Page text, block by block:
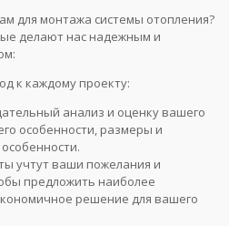
для монтажа системы отопления?
делают нас надежным и
к каждому проекту:
анализ и оценку вашего
особенности, размеры и
учтут ваши пожелания и
предложить наиболее
решение для вашего